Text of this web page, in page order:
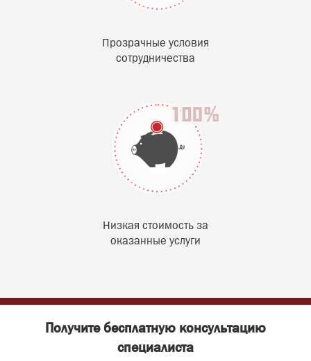
Прозрачные условия
сотрудничества
Низкая стоимость за
оказанные услуги
Получите бесплатную консультацию
специалиста